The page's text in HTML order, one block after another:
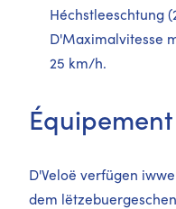
Héchstleeschtung
D'Maximalvitesse
25 km/h.
Équipement
D'Veloë verfügen
dem